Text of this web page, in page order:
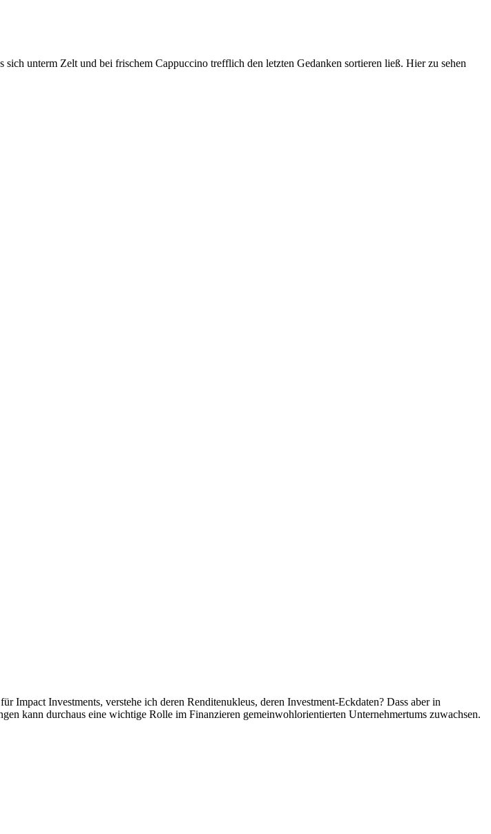
unterm Zelt und bei frischem Cappuccino trefflich den letzten Gedanken sortieren ließ. Hier zu sehen
Investments, verstehe ich deren Renditenukleus, deren Investment-Eckdaten? Dass aber in
kann durchaus eine wichtige Rolle im Finanzieren gemeinwohlorientierten Unternehmertums zuwachsen.